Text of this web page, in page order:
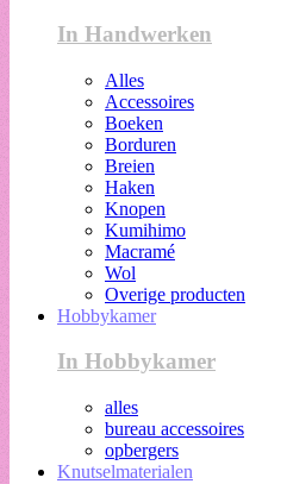
In Handwerken
Alles
Accessoires
Boeken
Borduren
Breien
Haken
Knopen
Kumihimo
Macramé
Wol
Overige producten
Hobbykamer
In Hobbykamer
alles
bureau accessoires
opbergers
Knutselmaterialen